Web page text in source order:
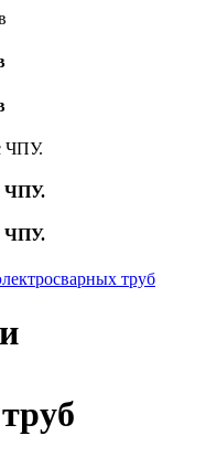
ЧПУ.
ЧПУ.